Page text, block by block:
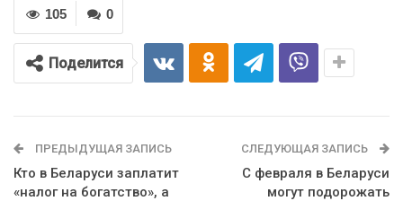
0
105
Поделится
ПРЕДЫДУЩАЯ ЗАПИСЬ
Кто в Беларуси заплатит
«налог на богатство», а
СЛЕДУЮЩАЯ ЗАПИСЬ
С февраля в Беларуси
могут подорожать